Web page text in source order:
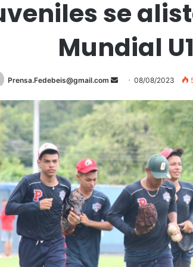
se
Mundial
Prensa.Fedebeis@gmail.com
d
a
n
e
m
a
l
08/08/2023